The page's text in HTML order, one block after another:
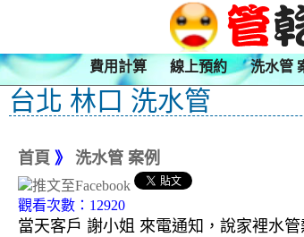
費用計算 線上預約 洗水管
台北 林口 洗水管
首頁 》 洗水管 案例
觀看次數：12920
當天客戶 謝小姐 來電通知，說家裡水